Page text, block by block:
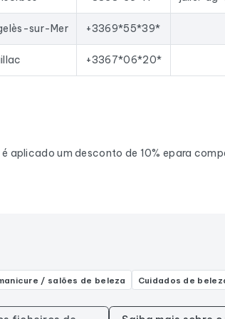
sur-Mer +3369*55*39*
+3367*06*20*
aplicado um desconto de 10% epara
/ salões de beleza Cuidados de